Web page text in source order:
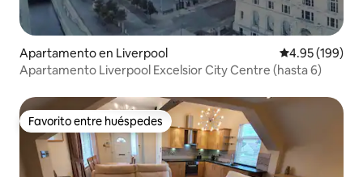
Apartamento en Liverpool Calificación
4.95 (199)
Apartamento Liverpool Excelsior City Centre (hasta 6)
Favorito entre huéspedes
Favorito entre huéspedes